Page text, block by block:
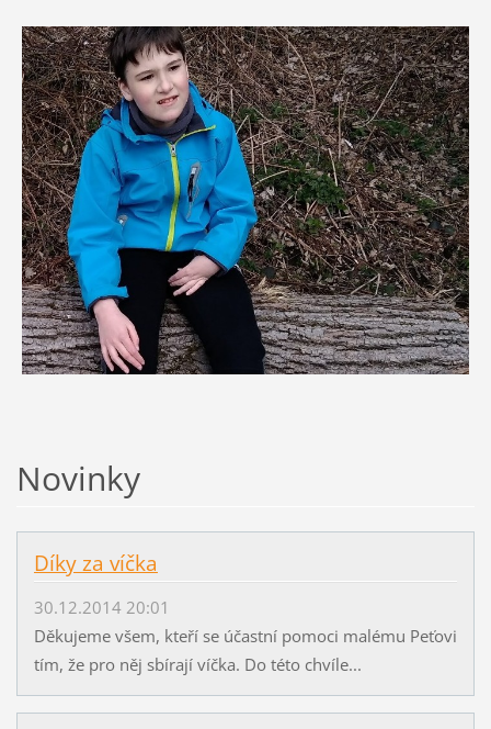
Novinky
Díky za víčka
30.12.2014 20:01
Děkujeme všem, kteří se účastní pomoci malému Peťovi
tím, že pro něj sbírají víčka. Do této chvíle...